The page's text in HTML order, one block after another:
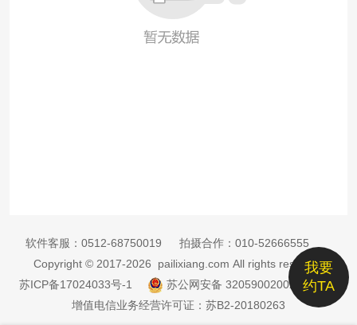
我要
约TA
软件客服： 0512-68750019 拍摄合作： 010-52666555
Copyright © 2017-2026 pailixiang.com All rights reserved
苏ICP备17024033号-1
苏公网安备 32059002002885号
增值电信业务经营许可证：苏B2-20180263